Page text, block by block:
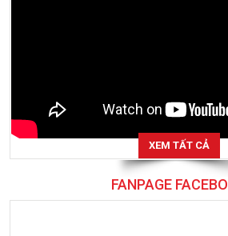
FANPAGE